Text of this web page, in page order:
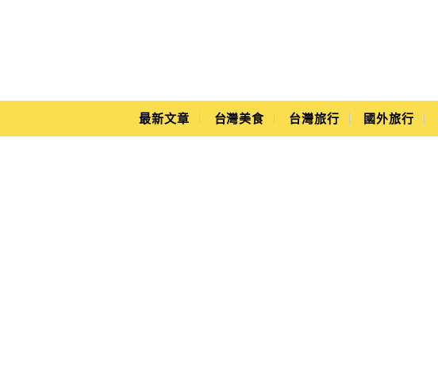
Yuki's Life
Main Menu
最新文章 台灣美食 台灣旅行 國外旅行